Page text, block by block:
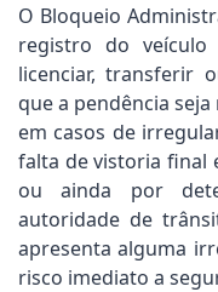
O Bloqueio
registro do
licenciar, transferir
que a pendência
em casos de
falta de vistoria final
ou ainda por
autoridade de
apresenta alguma
risco imediato a